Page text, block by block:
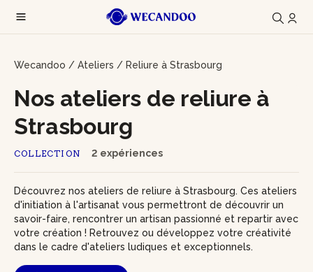
Wecandoo / Ateliers / Reliure à Strasbourg
COLLECTION 2 expériences
Nos ateliers de reliure à
Strasbourg
Découvrez nos ateliers de reliure à Strasbourg. Ces ateliers
d'initiation à l'artisanat vous permettront de découvrir un
savoir-faire, rencontrer un artisan passionné et repartir avec
votre création ! Retrouvez ou développez votre créativité
dans le cadre d'ateliers ludiques et exceptionnels.